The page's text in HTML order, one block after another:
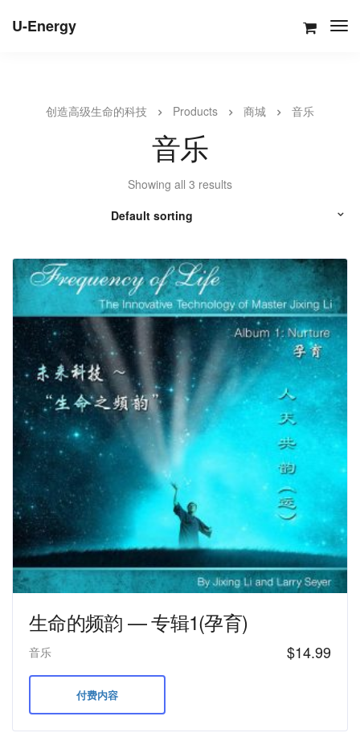
U-Energy
创造高级生命的科技 Products 商城 音乐
音乐
Showing all 3 results
生命的频韵 — 专辑1(孕育)
音乐 $14.99
付费内容